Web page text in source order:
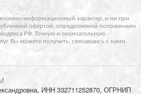
информационный характер, и ни при
офёртой, определяемой положением
РФ. Точную и окончательную
Вы можете получить, связавшись с нами.
ИНН 332711252870, ОГРНИП